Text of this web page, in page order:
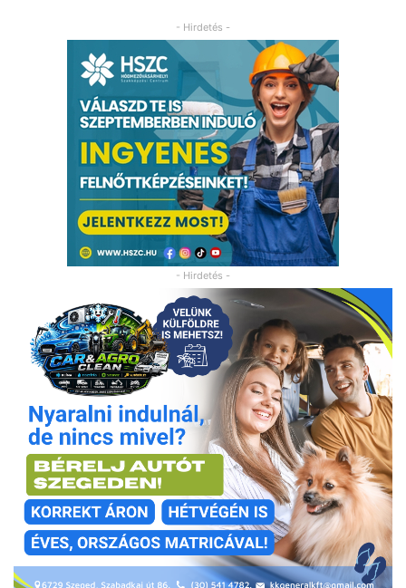
- Hirdetés -
- Hirdetés -